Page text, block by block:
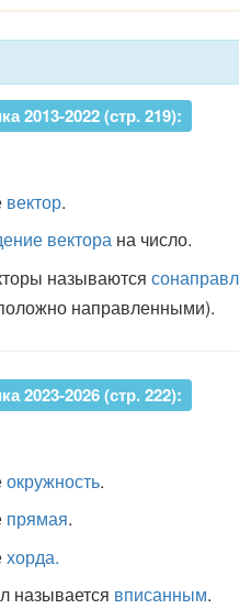
2013-2022 (стр. 219):
вектор.
векторана число.
называются
направленными).
2023-2026 (стр. 222):
окружность.
прямая.
хорда.
называется вписанным.